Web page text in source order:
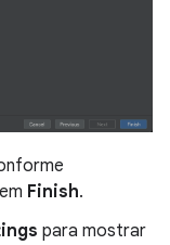
Finish.
para mostrar